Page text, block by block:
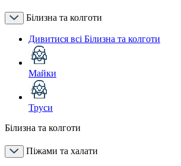
Білизна та колготи
Дивитися всі Білизна та колготи
Майки
Труси
Білизна та колготи
Піжами та халати